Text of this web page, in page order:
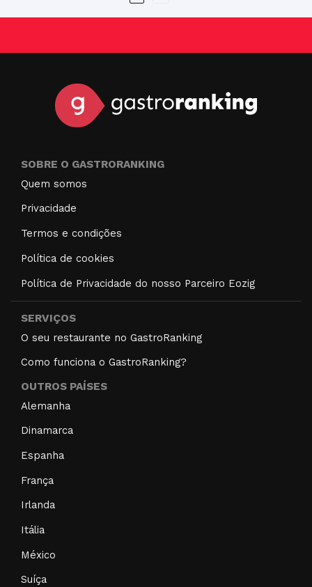
SOBRE O GASTRORANKING
Quem somos
Privacidade
Termos e condições
Política de cookies
Política de Privacidade do nosso Parceiro Eozig
SERVIÇOS
O seu restaurante no GastroRanking
Como funciona o GastroRanking?
OUTROS PAÍSES
Alemanha
Dinamarca
Espanha
França
Irlanda
Itália
México
Suíça